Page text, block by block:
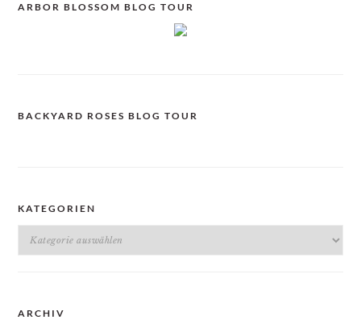
ARBOR BLOSSOM BLOG TOUR
BACKYARD ROSES BLOG TOUR
KATEGORIEN
Kategorien
ARCHIV